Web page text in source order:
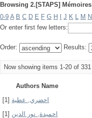
0-9 A B C D E F G H J K L M N
Or enter first few letters:
Order: Results:
Now showing items 1-20 of 331
Authors Name
احضري, عطية [1]
احميدة, نور الدين [1]